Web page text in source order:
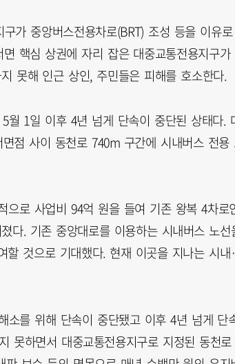
가 중앙버스전용차로(BRT) 조성 등을 이유
핵심 상권에 자리 잡은 대중교통전용지구가
못해 인근 상인, 주민들은 피해를 호소한다.
월 1일 이후 4년 넘게 단속이 중단된 상태다.
면점 사이 동천로 740m 구간에 시내버스 전용
으로 사업비 94억 원을 들여 기존 왕복 4차로
다. 기존 중앙대로를 이용하는 시내버스 노선
할 것으로 기대했다. 현재 이곳을 지나는 시내
소를 위해 단속이 중단됐고 이후 4년 넘게 단
못하면서 대중교통전용지구로 지정된 동천로